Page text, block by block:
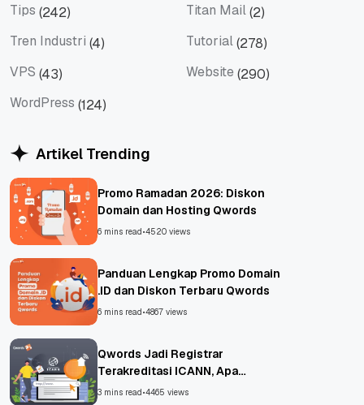
Tips (242) Titan Mail(2)
Tren Industri (4) Tutorial(278)
VPS (43) Website (290)
WordPress (124)
Artikel Trending
Promo Ramadan 2026: Diskon
Domain dan Hosting Qwords
6 mins read•4520 views
Panduan Lengkap Promo Domain
.ID dan Diskon Terbaru Qwords
6 mins read•4867 views
Qwords Jadi Registrar
Terakreditasi ICANN, Apa
Untungnya?
3 mins read•4465 views